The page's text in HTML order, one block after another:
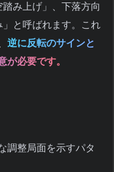
踏み上げ」、下落方向
と呼ばれます。これ
逆に反転のサインと
が必要です。
調整局面を示すパタ